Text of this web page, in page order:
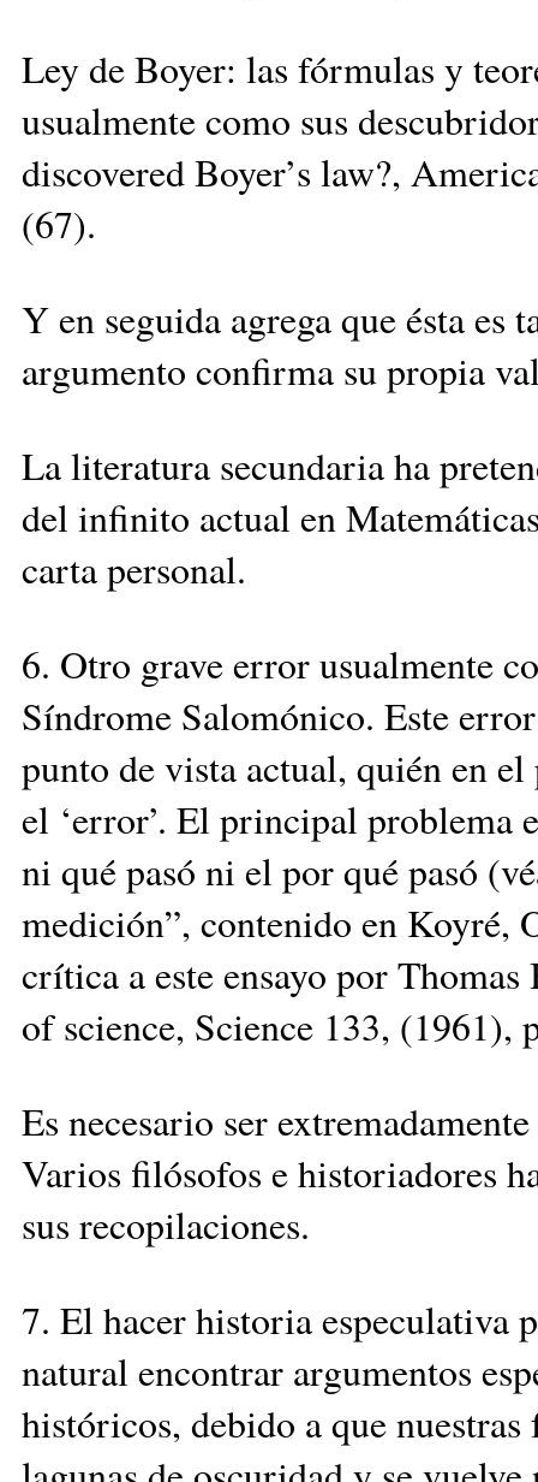
Ley de Boyer: las fórmulas y
usualmente como sus
discovered Boyer’s law?,
(67).
Y en seguida agrega que ésta es
argumento confirma su propia
La literatura secundaria ha
del infinito actual en
carta personal.
6. Otro grave error usualmente
Síndrome Salomónico. Este
punto de vista actual, quién en el
el ‘error’. El principal problema
ni qué pasó ni el por qué pasó
medición”, contenido en Koyré,
crítica a este ensayo por
of science, Science 133, (1961),
Es necesario ser
Varios filósofos e historiadores
sus recopilaciones.
7. El hacer historia especulativa
natural encontrar argumentos
históricos, debido a que